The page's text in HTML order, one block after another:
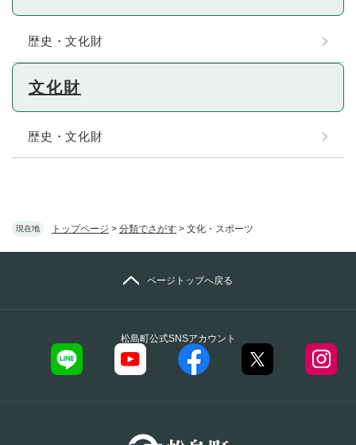
現在地 トップページ > 分類でさがす > 文化・スポーツ
歴史・文化財
文化財
歴史・文化財
松島町公式SNSアカウント
ページトップへ戻る